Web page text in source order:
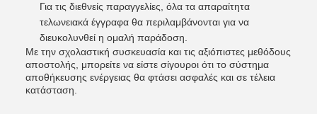
Για τις διεθνείς παραγγελίες, όλα τα απαραίτητα
τελωνειακά έγγραφα θα περιλαμβάνονται για να
διευκολυνθεί η ομαλή παράδοση.
Με την σχολαστική συσκευασία και τις αξιόπιστες μεθόδους
αποστολής, μπορείτε να είστε σίγουροι ότι το σύστημα
αποθήκευσης ενέργειας θα φτάσει ασφαλές και σε τέλεια
κατάσταση.